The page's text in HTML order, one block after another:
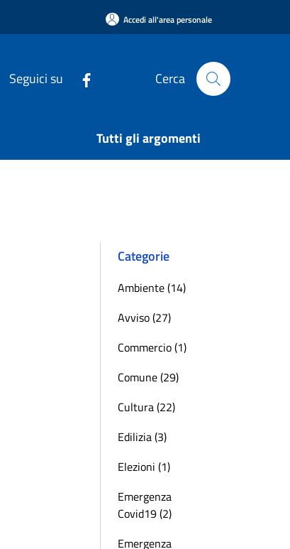
Accedi all'area personale
Seguici su Cerca
Tutti gli argomenti
Categorie
Ambiente (14)
Avviso (27)
Commercio (1)
Comune (29)
Cultura (22)
Edilizia (3)
Elezioni (1)
Emergenza
Covid19 (2)
Emergenza